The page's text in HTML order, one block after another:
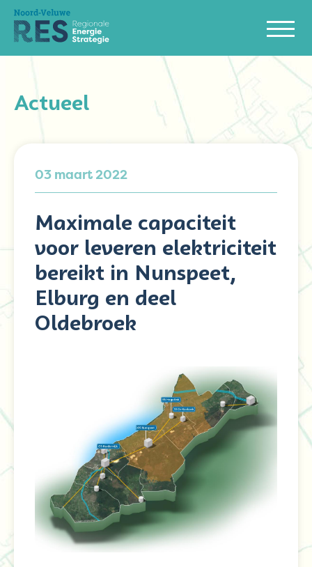
Actueel
03 maart 2022
Maximale capaciteit
voor leveren elektriciteit
bereikt in Nunspeet,
Elburg en deel
Oldebroek